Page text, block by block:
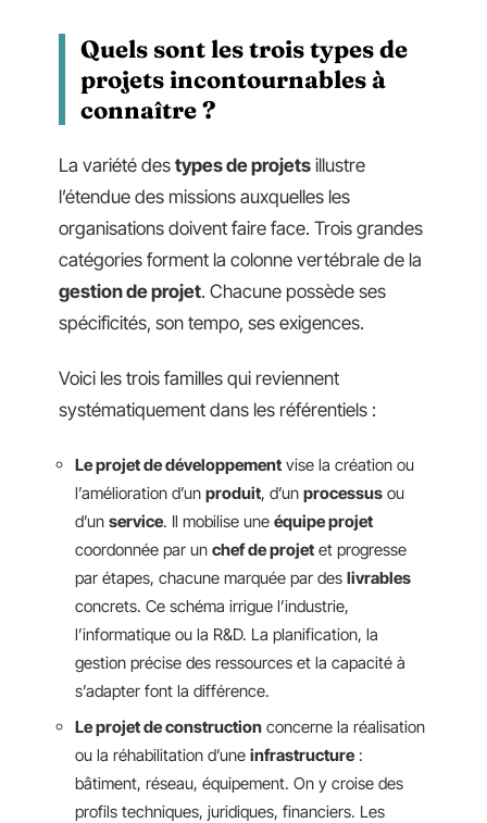
Quels sont les trois types de
projets incontournables à
connaître ?
La variété des types de projets illustre
l’étendue des missions auxquelles les
organisations doivent faire face. Trois grandes
catégories forment la colonne vertébrale de la
gestion de projet. Chacune possède ses
spécificités, son tempo, ses exigences.
Voici les trois familles qui reviennent
systématiquement dans les référentiels :
Le projet de développement vise la création ou
l’amélioration d’un produit, d’un processus ou
d’un service. Il mobilise une équipe projet
coordonnée par un chef de projet et progresse
par étapes, chacune marquée par des livrables
concrets. Ce schéma irrigue l’industrie,
l’informatique ou la R&D. La planification, la
gestion précise des ressources et la capacité à
s’adapter font la différence.
Le projet de construction concerne la réalisation
ou la réhabilitation d’une infrastructure :
bâtiment, réseau, équipement. On y croise des
profils techniques, juridiques, financiers. Les